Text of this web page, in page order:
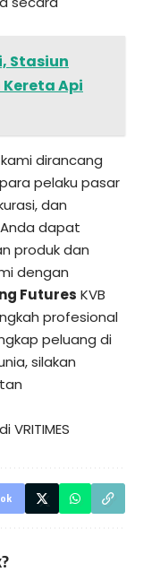
Stasiun
Api
dirancang
pelaku pasar
dan
dapat
produk dan
dengan
Futures KVB
profesional
peluang di
silakan
VRITIMES